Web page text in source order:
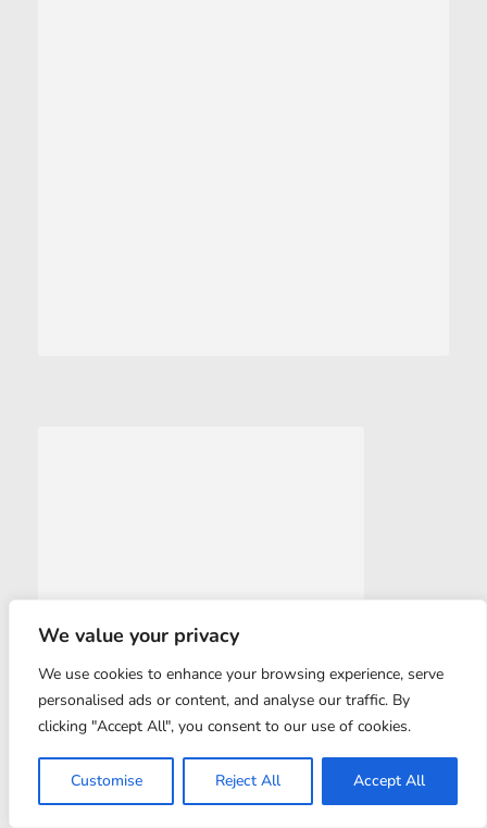
We value your privacy
We use cookies to enhance your browsing experience, serve
personalised ads or content, and analyse our traffic. By
clicking "Accept All", you consent to our use of cookies.
Customise Reject All Accept All